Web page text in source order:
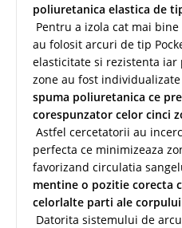
poliuretanica elastica de
Pentru a izola cat mai
au folosit arcuri de tip
elasticitate si rezistenta
zone au fost
spuma poliuretanica ce
corespunzator celor cinci
Astfel cercetatorii au
perfecta ce minimizeaza
favorizand circulatia
mentine o pozitie corecta
celorlalte parti ale corpului
Datorita sistemului de